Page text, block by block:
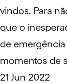
vindos. Para
que o
de
momentos de
21 Jun 2022